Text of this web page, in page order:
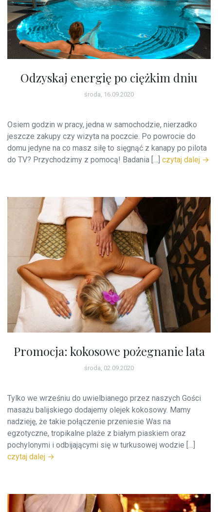
Odzyskaj energię po ciężkim dniu
środa, 16.09.2020
Osiem godzin w pracy, jedna w samochodzie, nierzadko
jeszcze zakupy czy wizyta na poczcie. Po powrocie do
domu jedyne na co masz siłę to sięgnąć z kanapy po pilota
do TV? Przychodzimy z pomocą! Badania […] czytaj dalej →
Promocja: kokosowe pożegnanie lata
środa, 02.09.2020
Tylko we wrześniu do uwielbianego przez naszych Gości
masażu balijskiego dodajemy olejek kokosowy. Mamy
nadzieję, że takie połączenie przeniesie Was na
egzotyczne, tropikalne plaże z białym piaskiem oraz
pochylonymi i odbijającymi się w turkusowej wodzie […]
czytaj dalej →